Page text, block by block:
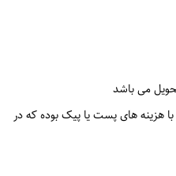
می باشد
هزینه های پست یا پیک بوده که در